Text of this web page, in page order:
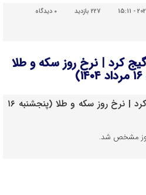
227 بازدید دیدگاه
کرد | نرخ روز سکه و طلا
مشخص شد.